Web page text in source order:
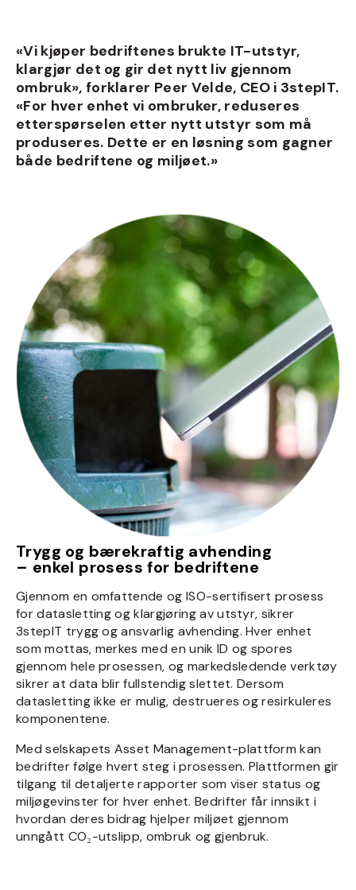
«Vi kjøper bedriftenes brukte IT-utstyr,
klargjør det og gir det nytt liv gjennom
ombruk», forklarer Peer Velde, CEO i 3stepIT.
«For hver enhet vi ombruker, reduseres
etterspørselen etter nytt utstyr som må
produseres. Dette er en løsning som gagner
både bedriftene og miljøet.»
Trygg og bærekraftig avhending
– enkel prosess for bedriftene
Gjennom en omfattende og ISO-sertifisert prosess
for datasletting og klargjøring av utstyr, sikrer
3stepIT trygg og ansvarlig avhending. Hver enhet
som mottas, merkes med en unik ID og spores
gjennom hele prosessen, og markedsledende verktøy
sikrer at data blir fullstendig slettet. Dersom
datasletting ikke er mulig, destrueres og resirkuleres
komponentene.
Med selskapets Asset Management-plattform kan
bedrifter følge hvert steg i prosessen. Plattformen gir
tilgang til detaljerte rapporter som viser status og
miljøgevinster for hver enhet. Bedrifter får innsikt i
hvordan deres bidrag hjelper miljøet gjennom
unngått CO₂-utslipp, ombruk og gjenbruk.